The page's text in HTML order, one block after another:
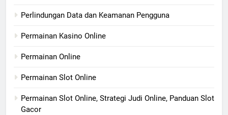
Perlindungan Data dan Keamanan Pengguna
Permainan Kasino Online
Permainan Online
Permainan Slot Online
Permainan Slot Online, Strategi Judi Online, Panduan Slot
Gacor